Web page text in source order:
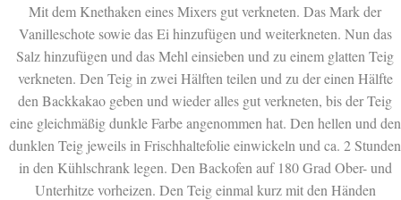
Mit dem Knethaken eines Mixers gut verkneten. Das Mark der
Vanilleschote sowie das Ei hinzufügen und weiterkneten. Nun das
Salz hinzufügen und das Mehl einsieben und zu einem glatten Teig
verkneten. Den Teig in zwei Hälften teilen und zu der einen Hälfte
den Backkakao geben und wieder alles gut verkneten, bis der Teig
eine gleichmäßig dunkle Farbe angenommen hat. Den hellen und den
dunklen Teig jeweils in Frischhaltefolie einwickeln und ca. 2 Stunden
in den Kühlschrank legen. Den Backofen auf 180 Grad Ober- und
Unterhitze vorheizen. Den Teig einmal kurz mit den Händen